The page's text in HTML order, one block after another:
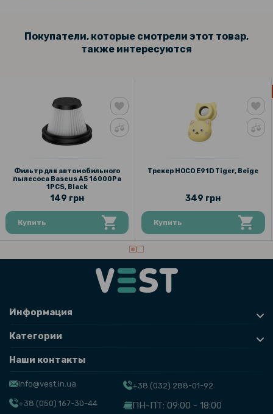
Покупатели, которые смотрели этот товар,
также интересуются
Фильтр для автомобильного
пылесоса Baseus A5 16000Pa
1PCS, Black
149 грн
Купить
Трекер HOCO E91D Tiger, Beige
349 грн
Купить
Информация
Категории
Наши контакты
info@vest.in.ua
+38 (050) 167-30-44
+38 (032) 288-01-92
ПН-ПТ: 09:00 - 18:00